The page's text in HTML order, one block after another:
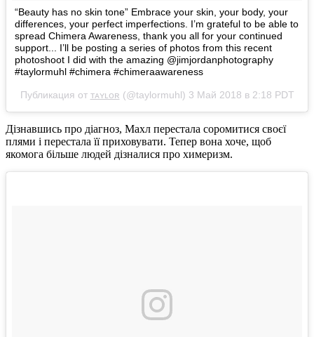
“Beauty has no skin tone” Embrace your skin, your body, your
differences, your perfect imperfections. I’m grateful to be able to
spread Chimera Awareness, thank you all for your continued
support... I’ll be posting a series of photos from this recent
photoshoot I did with the amazing @jimjordanphotography
#taylormuhl #chimera #chimeraawareness
Публикация от ᴛᴀʏʟᴏʀ (@taylormuhl) 3 Май 2018 в 2:18 PDT
Дізнавшись про діагноз, Махл перестала соромитися своєї
плями і перестала її приховувати. Тепер вона хоче, щоб
якомога більше людей дізналися про химеризм.